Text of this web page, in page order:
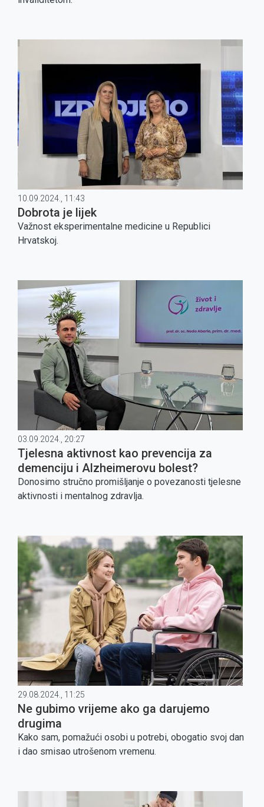
10.09.2024., 11:43
Dobrota je lijek
Važnost eksperimentalne medicine u Republici
Hrvatskoj.
03.09.2024., 20:27
Tjelesna aktivnost kao prevencija za
demenciju i Alzheimerovu bolest?
Donosimo stručno promišljanje o povezanosti tjelesne
aktivnosti i mentalnog zdravlja.
29.08.2024., 11:25
Ne gubimo vrijeme ako ga darujemo
drugima
Kako sam, pomažući osobi u potrebi, obogatio svoj dan
i dao smisao utrošenom vremenu.